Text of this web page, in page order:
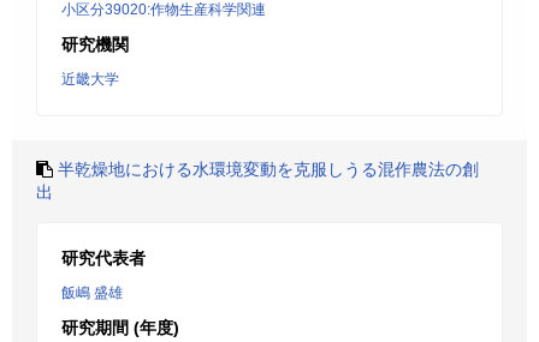
小区分39020:作物生産科学関連
研究機関
近畿大学
半乾燥地における水環境変動を克服しうる混作農法の創
出
研究代表者
飯嶋 盛雄
研究期間 (年度)